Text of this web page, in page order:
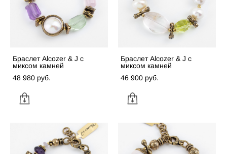
Браслет Alcozer & J с
миксом камней
48 980 pуб.
Браслет Alcozer & J с
миксом камней
46 900 pуб.